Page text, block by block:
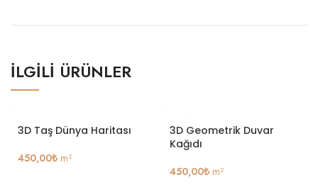
İLGILI ÜRÜNLER
3D Taş Dünya Haritası
450,00₺ m²
3D Geometrik Duvar
Kağıdı
450,00₺ m²